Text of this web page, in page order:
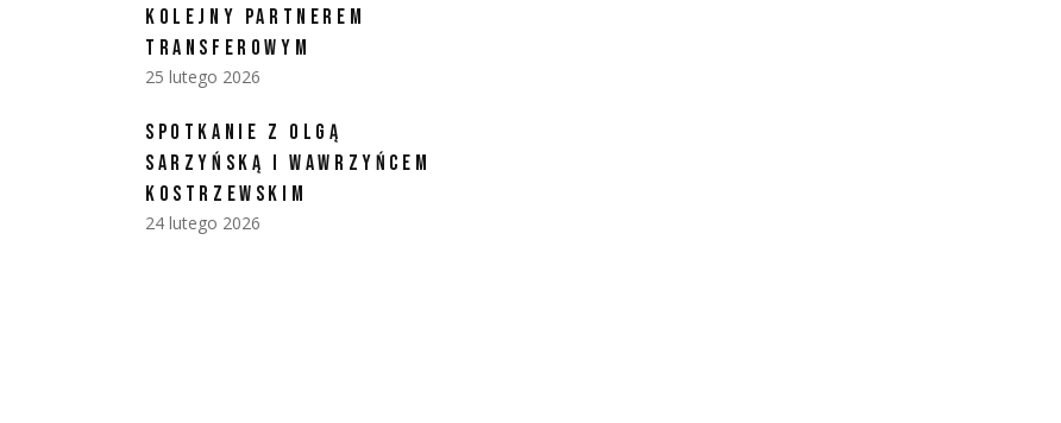
KOLEJNY PARTNEREM
TRANSFEROWYM
25 lutego 2026
SPOTKANIE Z OLGĄ
SARZYŃSKĄ I WAWRZYŃCEM
KOSTRZEWSKIM
24 lutego 2026